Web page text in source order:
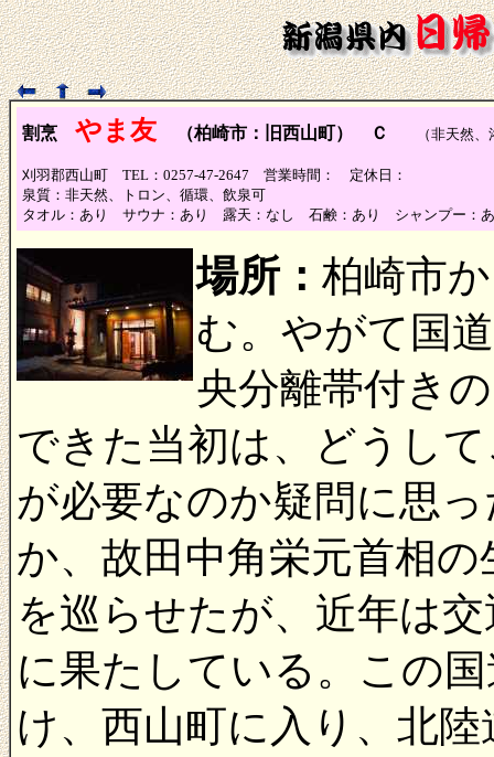
割烹 やま友 （柏崎市：旧西山町） Ｃ （非天然、
刈羽郡西山町 TEL：0257-47-2647 営業時間： 定休日：
泉質：非天然、トロン、循環、飲泉可
タオル：あり サウナ：あり 露天：なし 石鹸：あり シャンプー：
場所： 柏崎市
む。やがて国
央分離帯付き
できた当初は、どうし
が必要なのか疑問に思
か、故田中角栄元首相
を巡らせたが、近年は
に果たしている。この
け、西山町に入り、北